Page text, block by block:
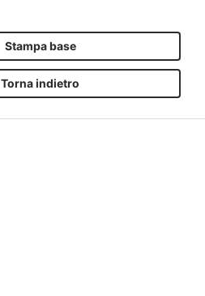
Stampa base
Torna indietro